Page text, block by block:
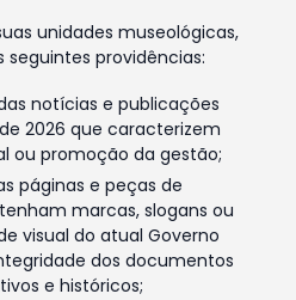
unidades museológicas,
seguintes providências:
notícias e publicações
2026 que caracterizem
ou promoção da gestão;
páginas e peças de
marcas, slogans ou
visual do atual Governo
dos documentos
e históricos;